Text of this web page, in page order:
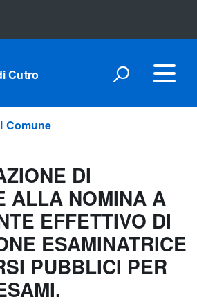
Cutro
Comune
DI
ALLA NOMINA A
EFFETTIVO DI
ESAMINATRICE
PUBBLICI PER